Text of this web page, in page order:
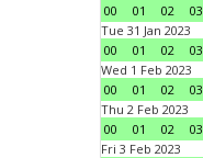
00
01 02 03
Tue 31 Jan 2023
00
01 02 03
Wed 1 Feb 2023
00
01 02 03
Thu 2 Feb 2023
00
01 02 03
Fri 3 Feb 2023